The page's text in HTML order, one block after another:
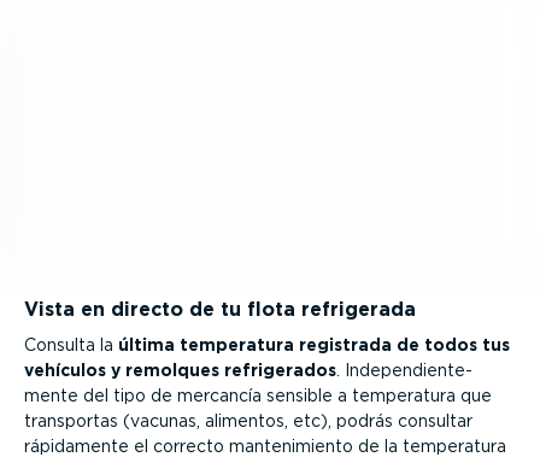
Vista en directo de tu flota refrigerada
Consulta la última temperatura registrada de todos tus
vehículos y remolques refri­ge­rados . Indepen­dien­te­
mente del tipo de mercancía sensible a temperatura que
transportas (vacunas, alimentos, etc), podrás consultar
rápidamente el correcto mante­ni­miento de la temperatura